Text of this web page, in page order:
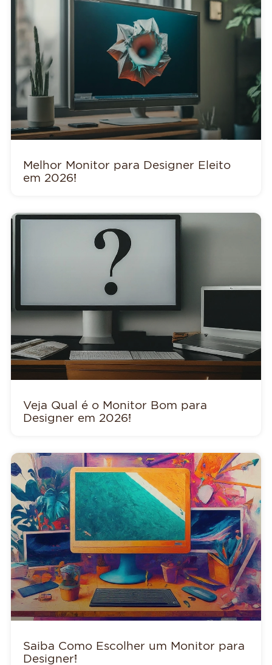
Melhor Monitor para Designer Eleito
em 2026!
Veja Qual é o Monitor Bom para
Designer em 2026!
Saiba Como Escolher um Monitor para
Designer!